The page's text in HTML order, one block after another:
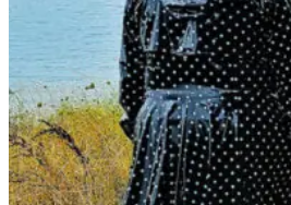
Arfilli Keil Pantoletten
Stachel Heels
Glitzer Pumps Bugatti